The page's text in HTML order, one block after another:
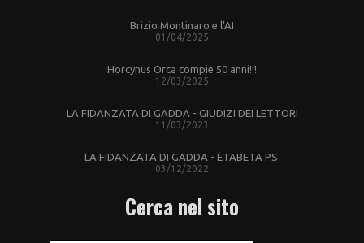
Brizio Montinaro e l'AI
01/04/2025
Horcynus Orca compie 50 anni!!!
12/03/2025
LA FIDANZATA DI GADDA - GIUDIZI DEI LETTORI
11/03/2023
LA FIDANZATA DI GADDA - ETABETA PS.
03/12/2022
Cerca nel sito